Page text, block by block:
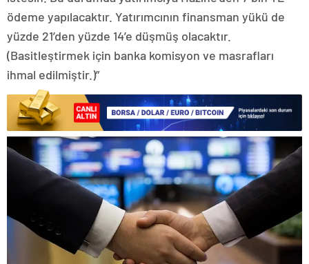
ödeme yapılacaktır. Yatırımcının finansman yükü de
yüzde 21’den yüzde 14’e düşmüş olacaktır.
(Basitleştirmek için banka komisyon ve masrafları
ihmal edilmiştir.)”